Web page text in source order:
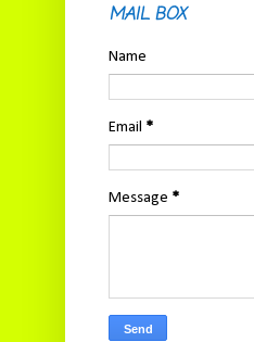
MAIL BOX
Name
Email *
Message *